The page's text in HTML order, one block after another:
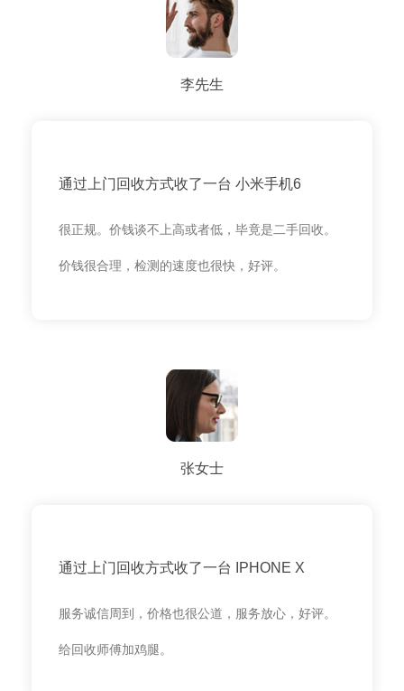
李先生
通过上门回收方式收了一台 小米手机6
很正规。价钱谈不上高或者低，毕竟是二手回收。
价钱很合理，检测的速度也很快，好评。
张女士
通过上门回收方式收了一台 IPHONE X
服务诚信周到，价格也很公道，服务放心，好评。
给回收师傅加鸡腿。